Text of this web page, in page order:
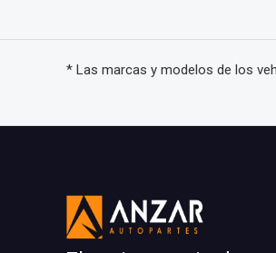
* Las marcas y modelos de los
Facebook
Instagram
WhatsApp